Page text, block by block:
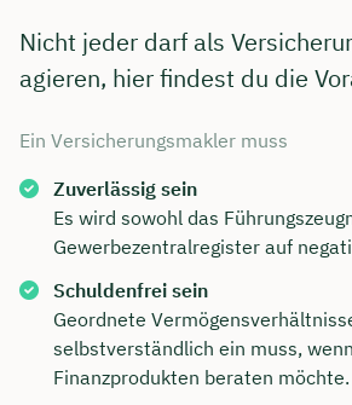
Nicht jeder darf als
agieren, hier findest du die
Ein Versicherungsmakler muss
Zuverlässig sein
Es wird sowohl das
Gewerbezentralregister auf
Schuldenfrei sein
Geordnete
selbstverständlich ein muss,
Finanzprodukten beraten möchte.
🗓️ Wählen Sie jetzt Ihren
Dauer: ca. 30 Minuten
Kostenfrei & unverbindlich
Meeting buchen